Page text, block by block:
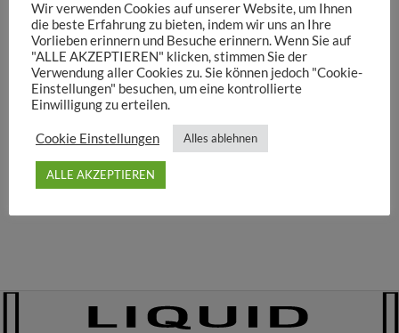
Wir verwenden Cookies auf unserer Website, um Ihnen
die beste Erfahrung zu bieten, indem wir uns an Ihre
Vorlieben erinnern und Besuche erinnern. Wenn Sie auf
"ALLE AKZEPTIEREN" klicken, stimmen Sie der
Verwendung aller Cookies zu. Sie können jedoch "Cookie-
Einstellungen" besuchen, um eine kontrollierte
Einwilligung zu erteilen.
Cookie Einstellungen Alles ablehnen
ALLE AKZEPTIEREN